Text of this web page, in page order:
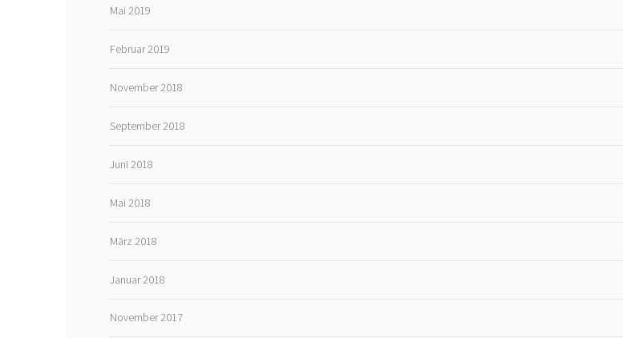
Mai 2019
Februar 2019
November 2018
September 2018
Juni 2018
Mai 2018
März 2018
Januar 2018
November 2017